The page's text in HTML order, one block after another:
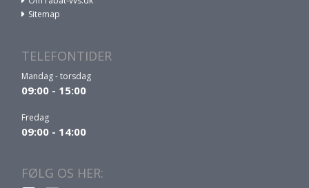
Sitemap
TELEFONTIDER
Mandag - torsdag
09:00 - 15:00
Fredag
09:00 - 14:00
FØLG OS HER: